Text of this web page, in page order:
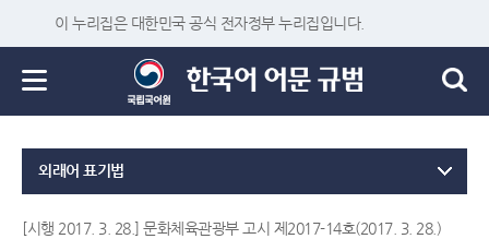
이 누리집은 대한민국 공식 전자정부 누리집입니다.
외래어 표기법
[시행 2017. 3. 28.] 문화체육관광부 고시 제2017-14호(2017. 3. 28.)